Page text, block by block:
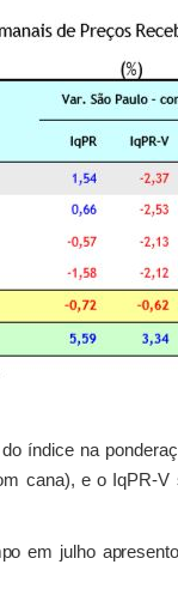
índice na
cana), e o IqPR-
em julho